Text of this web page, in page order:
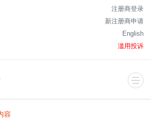
注册商登录
新注册商申请
English
滥用投诉
容